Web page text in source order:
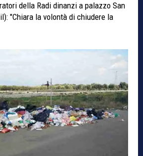
della Radi dinanzi a palazzo San
"Chiara la volontà di chiudere la